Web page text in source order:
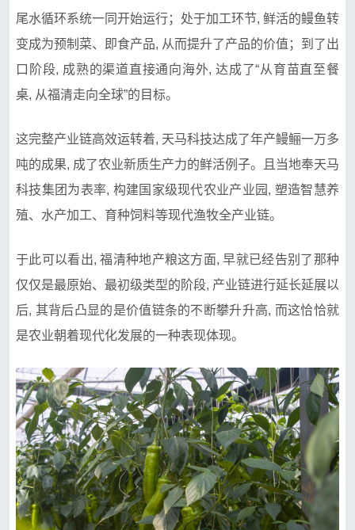
尾水循环系统一同开始运行；处于加工环节, 鲜活的鳗鱼转
变成为预制菜、即食产品, 从而提升了产品的价值；到了出
口阶段, 成熟的渠道直接通向海外, 达成了“从育苗直至餐
桌, 从福清走向全球”的目标。
这完整产业链高效运转着, 天马科技达成了年产鳗鲡一万多
吨的成果, 成了农业新质生产力的鲜活例子。且当地奉天马
科技集团为表率, 构建国家级现代农业产业园, 塑造智慧养
殖、水产加工、育种饲料等现代渔牧全产业链。
于此可以看出, 福清种地产粮这方面, 早就已经告别了那种
仅仅是最原始、最初级类型的阶段, 产业链进行延长延展以
后, 其背后凸显的是价值链条的不断攀升升高, 而这恰恰就
是农业朝着现代化发展的一种表现体现。